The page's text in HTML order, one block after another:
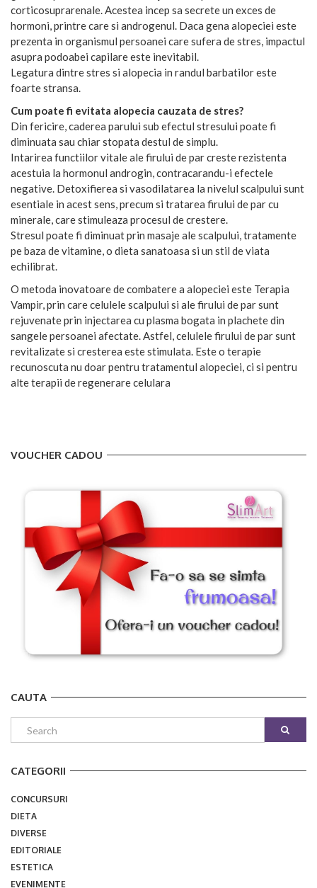
corticosuprarenale. Acestea incep sa secrete un exces de
hormoni, printre care si androgenul. Daca gena alopeciei este
prezenta in organismul persoanei care sufera de stres, impactul
asupra podoabei capilare este inevitabil.
Legatura dintre stres si alopecia in randul barbatilor este
foarte stransa.
Cum poate fi evitata alopecia cauzata de stres?
Din fericire, caderea parului sub efectul stresului poate fi
diminuata sau chiar stopata destul de simplu.
Intarirea functiilor vitale ale firului de par creste rezistenta
acestuia la hormonul androgin, contracarandu-i efectele
negative. Detoxifierea si vasodilatarea la nivelul scalpului sunt
esentiale in acest sens, precum si tratarea firului de par cu
minerale, care stimuleaza procesul de crestere.
Stresul poate fi diminuat prin masaje ale scalpului, tratamente
pe baza de vitamine, o dieta sanatoasa si un stil de viata
echilibrat.
O metoda inovatoare de combatere a alopeciei este Terapia
Vampir, prin care celulele scalpului si ale firului de par sunt
rejuvenate prin injectarea cu plasma bogata in plachete din
sangele persoanei afectate. Astfel, celulele firului de par sunt
revitalizate si cresterea este stimulata. Este o terapie
recunoscuta nu doar pentru tratamentul alopeciei, ci si pentru
alte terapii de regenerare celulara
VOUCHER CADOU
CAUTA
CATEGORII
CONCURSURI
DIETA
DIVERSE
EDITORIALE
ESTETICA
EVENIMENTE